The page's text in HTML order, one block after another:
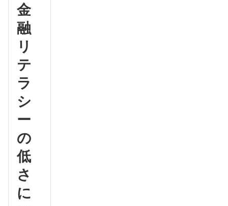
金
融
リ
テ
ラ
シ
ー
の
低
さ
に